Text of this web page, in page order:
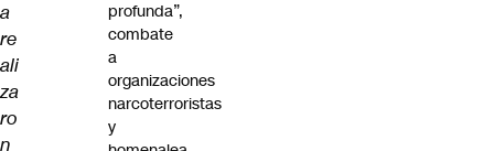
a
re
ali
za
ro
n
profunda”,
combate
a
organizaciones
narcoterroristas
y